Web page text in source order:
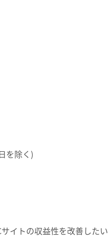
を除く)
サイトの収益性を改善したい